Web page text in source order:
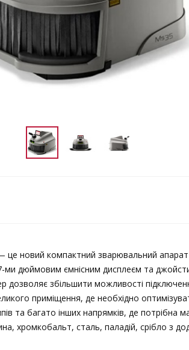
новий компактний зварювальний апарат
ми дюймовим ємнісним дисплеєм та
дозволяє збільшити можливості
приміщення, де необхідно
та багато інших напрямків, де
хромкобальт, сталь, паладій, срібло з